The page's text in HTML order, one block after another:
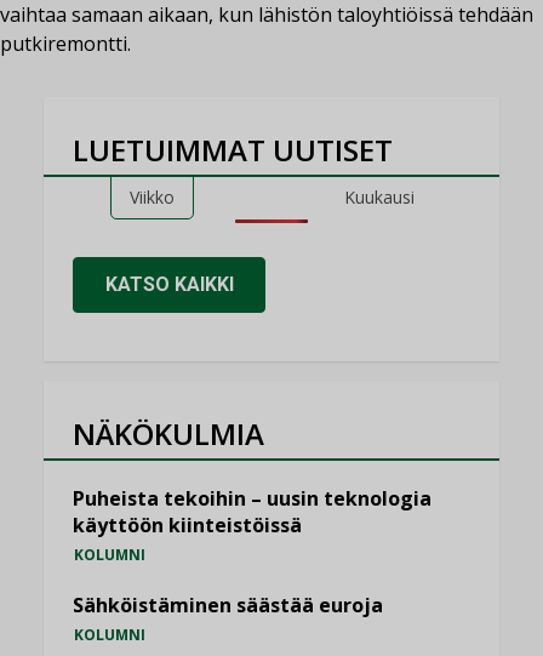
vaihtaa samaan aikaan, kun lähistön taloyhtiöissä tehdään
putkiremontti.
LUETUIMMAT UUTISET
Viikko Kuukausi
KATSO KAIKKI
NÄKÖKULMIA
Puheista tekoihin – uusin teknologia
käyttöön kiinteistöissä
KOLUMNI
Sähköistäminen säästää euroja
KOLUMNI